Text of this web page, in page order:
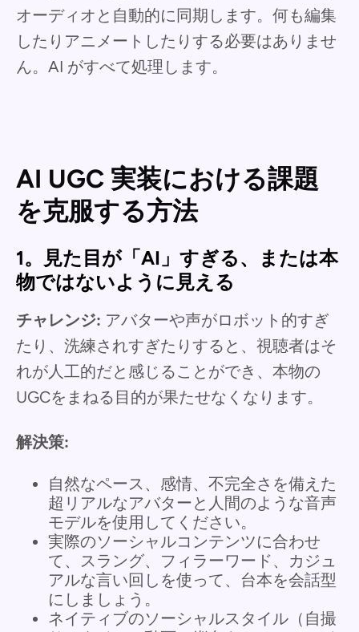
オーディオと自動的に同期します。何も編集
したりアニメートしたりする必要はありませ
ん。AI がすべて処理します。
AI UGC 実装における課題
を克服する方法
1。見た目が「AI」すぎる、または本
物ではないように見える
チャレンジ: アバターや声がロボット的すぎ
たり、洗練されすぎたりすると、視聴者はそ
れが人工的だと感じることができ、本物の
UGCをまねる目的が果たせなくなります。
解決策:
自然なペース、感情、不完全さを備えた
超リアルなアバターと人間のような音声
モデルを使用してください。
実際のソーシャルコンテンツに合わせ
て、スラング、フィラーワード、カジュ
アルな言い回しを使って、台本を会話型
にしましょう。
ネイティブのソーシャルスタイル（自撮